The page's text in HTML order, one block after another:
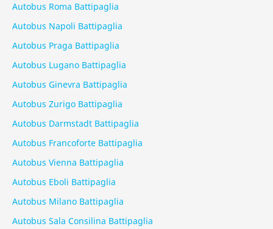
Autobus Roma Battipaglia
Autobus Napoli Battipaglia
Autobus Praga Battipaglia
Autobus Lugano Battipaglia
Autobus Ginevra Battipaglia
Autobus Zurigo Battipaglia
Autobus Darmstadt Battipaglia
Autobus Francoforte Battipaglia
Autobus Vienna Battipaglia
Autobus Eboli Battipaglia
Autobus Milano Battipaglia
Autobus Sala Consilina Battipaglia